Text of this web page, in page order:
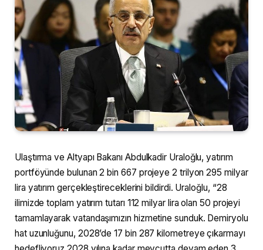
Ulaştırma ve Altyapı Bakanı Abdulkadir Uraloğlu, yatırım
portföyünde bulunan 2 bin 667 projeye 2 trilyon 295 milyar
lira yatırım gerçekleştireceklerini bildirdi. Uraloğlu, “28
ilimizde toplam yatırım tutarı 112 milyar lira olan 50 projeyi
tamamlayarak vatandaşımızın hizmetine sunduk. Demiryolu
hat uzunluğunu, 2028’de 17 bin 287 kilometreye çıkarmayı